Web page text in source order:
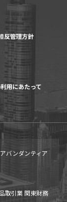
反管理方針
用にあたって
バンダンティア
取引業 関東財務